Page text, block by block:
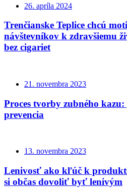
26. apríla 2024
Trenčianske Teplice chcú
návštevníkov k zdravšiemu
bez cigariet
21. novembra 2023
Proces tvorby zubného
prevencia
13. novembra 2023
Lenivosť ako kľúč k
si občas dovoliť byť lenivým